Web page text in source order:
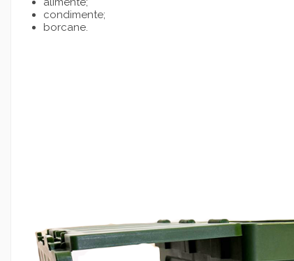
condimente;
borcane.